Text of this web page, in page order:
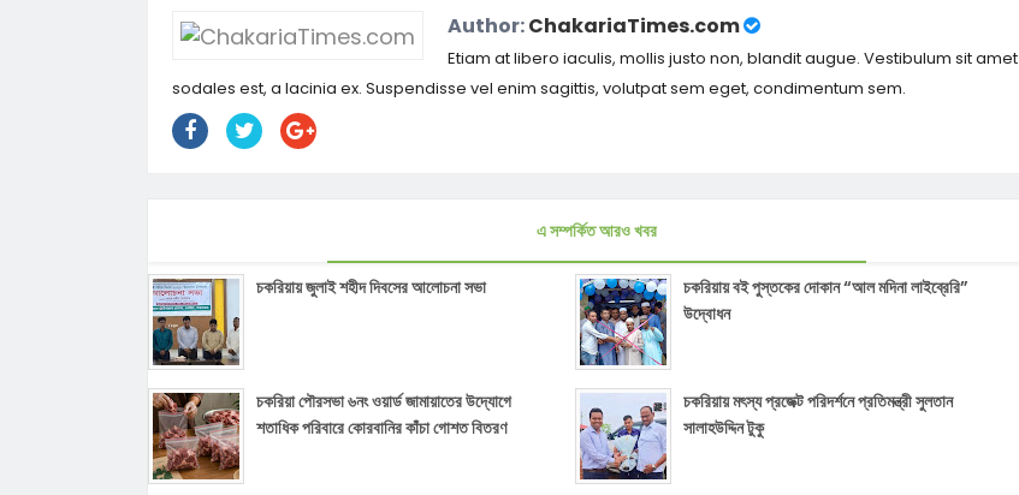
Author:ChakariaTimes.com
Etiam at libero iaculis, mollis justo non, blandit augue. Vestibulum sit amet
sodales est, a lacinia ex. Suspendisse vel enim sagittis, volutpat sem eget, condimentum sem.
এ সম্পর্কিত আরও খবর
চকরিয়ায় জুলাই শহীদ দিবসের আলোচনা সভা
চকরিয়ায় বই পুস্তকের দোকান “আল মদিনা লাইব্রেরি”
উদ্বোধন
চকরিয়া পৌরসভা ৬নং ওয়ার্ড জামায়াতের উদ্যোগে
শতাধিক পরিবারে কোরবানির কাঁচা গোশত বিতরণ
চকরিয়ায় মৎস্য প্রজেক্ট পরিদর্শনে প্রতিমন্ত্রী সুলতান
সালাহউদ্দিন টুকু